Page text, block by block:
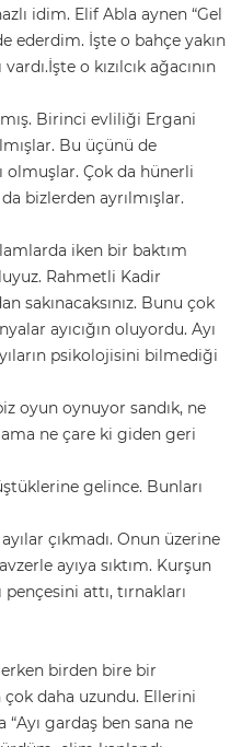
idim. Elif Abla aynen “Gel
ederdim. İşte o bahçe yakın
o kızılcık ağacının
Birinci evliliği Ergani
Bu üçünü de
olmuşlar. Çok da hünerli
bizlerden ayrılmışlar.
iken bir baktım
Rahmetli Kadir
sakınacaksınız. Bunu çok
ayıcığın oluyordu. Ayı
psikolojisini bilmediği
oyun oynuyor sandık, ne
ama ne çare ki giden geri
gelince. Bunları
çıkmadı. Onun üzerine
ayıya sıktım. Kurşun
attı, tırnakları
birden bire bir
daha uzundu. Ellerini
gardaş ben sana ne